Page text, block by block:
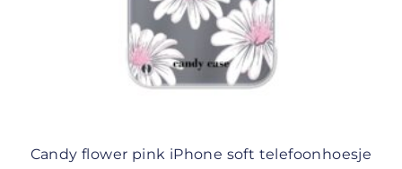
Candy flower pink iPhone soft telefoonhoesje